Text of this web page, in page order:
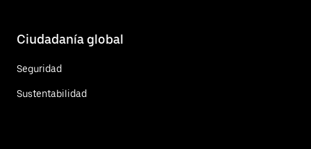
Ciudadanía global
Seguridad
Sustentabilidad